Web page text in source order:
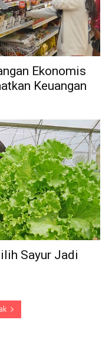
Ekonomis
Keuangan
Sayur Jadi